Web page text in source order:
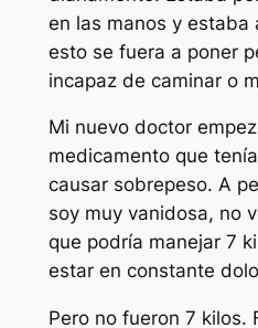
en las manos y estaba
esto se fuera a poner
incapaz de caminar o
Mi nuevo doctor
medicamento que
causar sobrepeso. A
soy muy vanidosa, no
que podría manejar 7
estar en constante
Pero no fueron 7 kilos.